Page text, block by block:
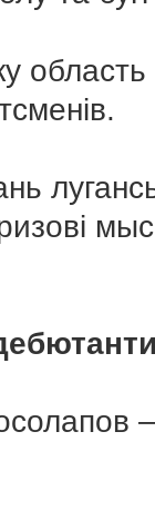
область
–